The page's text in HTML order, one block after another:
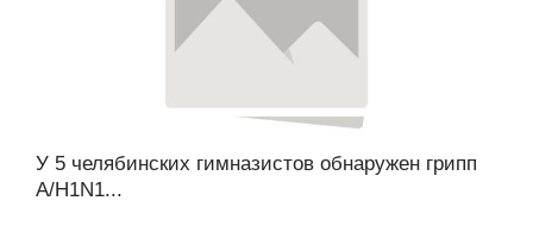
У 5 челябинских гимназистов обнаружен грипп
А/H1N1...